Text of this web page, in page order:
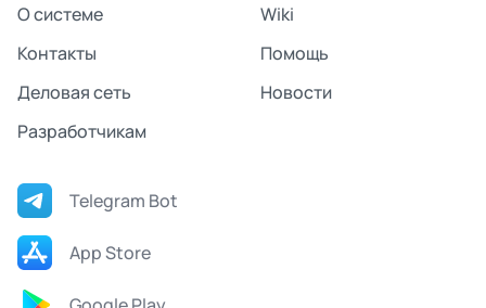
О системе
Wiki
Контакты
Помощь
Деловая сеть
Новости
Разработчикам
Telegram Bot
App Store